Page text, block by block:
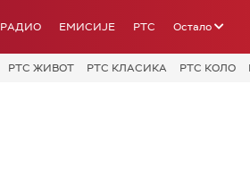
РАДИО ЕМИСИЈЕ РТС Остало
РТС ЖИВОТ РТС КЛАСИКА РТС КОЛО